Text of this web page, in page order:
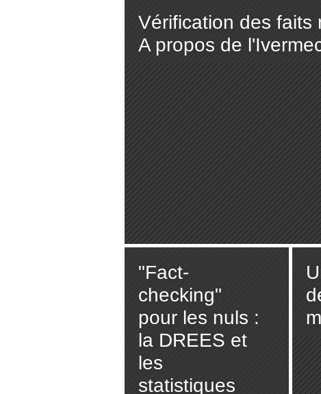
Vérification des faits
A propos de
"Fact-
checking"
pour les nuls :
la DREES et
les
statistiques